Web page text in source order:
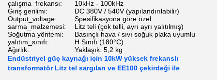
çalışma_frekansı:
10kHz - 100kHz
Giriş gerilimi:
DC 380V / 540V (yapılandırılabilir)
Output_voltage:
Spesifikasyona göre özel
sarma_malzemesi:
Litz teli (çok telli, ayrı ayrı yalıtılmış)
Soğutma yöntemi:
Basınçlı hava / sıvı soğuk plaka uyumlu
yalıtım_sınıfı:
H Sınıfı (180°C)
Ağırlık:
Yaklaşık. 5,2 kg
Endüstriyel güç kaynağı için 10kW yüksek frekanslı
transformatör Litz tel sargıları ve EE100 çekirdeği ile